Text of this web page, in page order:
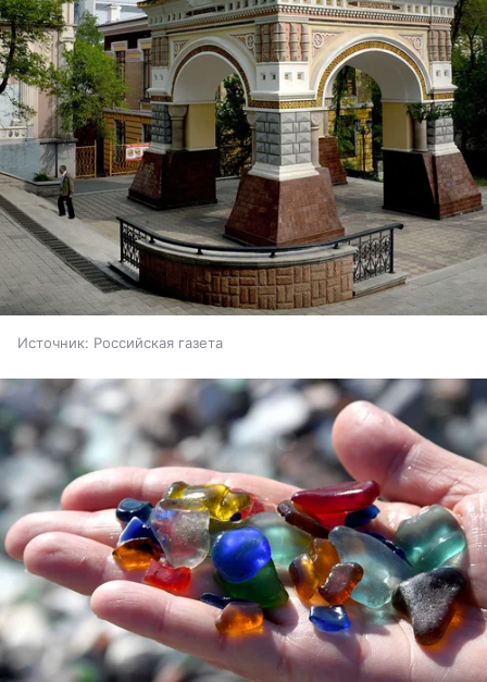
Источник: Российская газета